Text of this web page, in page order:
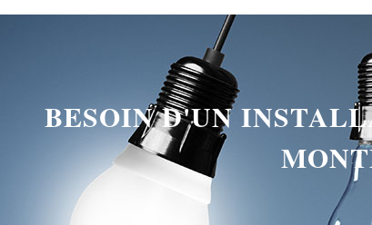
BESOIN D'UN